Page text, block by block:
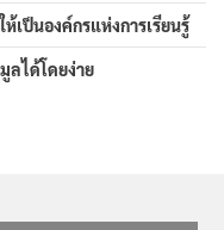
เป็นองค์กรแห่งการเรียนรู้
ลได้โดยง่าย